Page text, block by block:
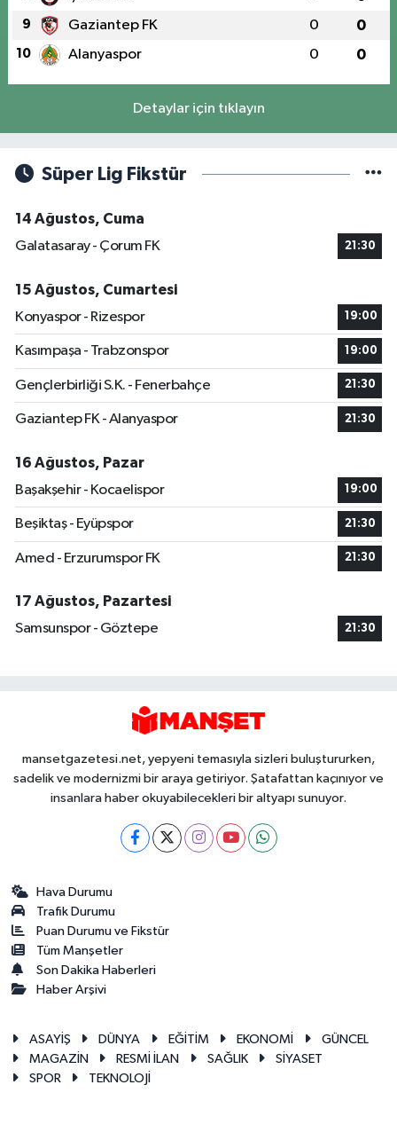
9 Gaziantep FK 0 0
10 Alanyaspor 0 0
Detaylar için tıklayın
Süper Lig Fikstür
14 Ağustos, Cuma
Galatasaray - Çorum FK
21:30
15 Ağustos, Cumartesi
Konyaspor - Rizespor
19:00
Kasımpaşa - Trabzonspor 19:00
Gençlerbirliği S.K. - Fenerbahçe 21:30
Gaziantep FK - Alanyaspor 21:30
16 Ağustos, Pazar
Başakşehir - Kocaelispor
19:00
Beşiktaş - Eyüpspor 21:30
Amed - Erzurumspor FK 21:30
17 Ağustos, Pazartesi
Samsunspor - Göztepe
21:30
mansetgazetesi.net, yepyeni temasıyla sizleri buluştururken,
sadelik ve modernizmi bir araya getiriyor. Şatafattan kaçınıyor ve
insanlara haber okuyabilecekleri bir altyapı sunuyor.
Hava Durumu
Trafik Durumu
Puan Durumu ve Fikstür
Tüm Manşetler
Son Dakika Haberleri
Haber Arşivi
ASAYİŞ DÜNYA EĞİTİM EKONOMİ
GÜNCEL
MAGAZİN
RESMİ İLAN SAĞLIK
SİYASET
SPOR
TEKNOLOJİ